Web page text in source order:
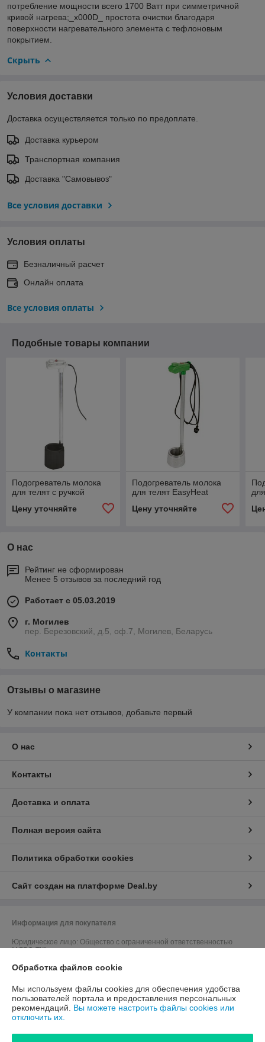
потребление мощности всего 1700 Ватт при симметричной
кривой нагрева;_x000D_ простота очистки благодаря
поверхности нагревательного элемента с тефлоновым
покрытием.
Скрыть
Условия доставки
Доставка осуществляется только по предоплате.
Доставка курьером
Транспортная компания
Доставка "Самовывоз"
Все условия доставки
Условия оплаты
Безналичный расчет
Онлайн оплата
Все условия оплаты
Подобные товары компании
Подогреватель молока
для телят с ручкой
Цену уточняйте
Подогреватель молока
для телят EasyHeat
Цену уточняйте
О нас
Рейтинг не сформирован
Менее 5 отзывов за последний год
Работает с 05.03.2019
г. Могилев
пер. Березовский, д.5, оф.7, Могилев, Беларусь
Контакты
Отзывы о магазине
У компании пока нет отзывов, добавьте первый
О нас
Контакты
Доставка и оплата
Полная версия сайта
Политика обработки cookies
Сайт создан на платформе Deal.by
Информация для покупателя
Юридическое лицо: Общество с ограниченной ответственностью
"АГРО-ТК"
УНП: 791167823
Регистрационный орган: Быховский районный исполнительный
Обработка файлов cookie
Мы используем файлы cookies для обеспечения удобства
пользователей портала и предоставления персональных
рекомендаций. Вы можете настроить файлы cookies или
отключить их.